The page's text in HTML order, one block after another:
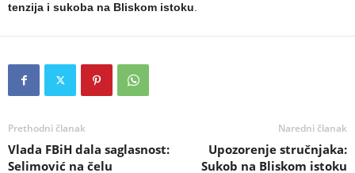
tenzija i sukoba na Bliskom istoku.
Prethodni članak
Vlada FBiH dala saglasnost:
Selimović na čelu
Naredni članak
Upozorenje stručnjaka:
Sukob na Bliskom istoku